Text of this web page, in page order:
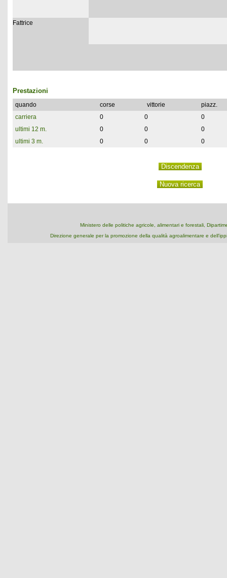
Fattrice
Prestazioni
quando corse vittorie
piazz.
carriera
0 0
0
ultimi 12 m.
0 0
0
ultimi 3 m.
0 0 0
Ministero delle politiche agricole, alimentari e forestali,
Direzione generale per la promozione della qualità agroalimentare e